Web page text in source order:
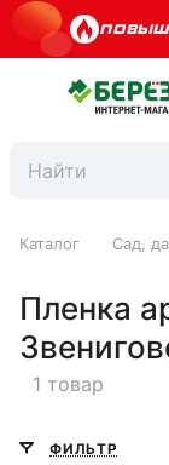
Каталог Сад,
Пленка
1 товар
ФИЛЬТР